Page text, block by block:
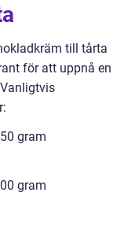
till tårta
för att uppnå en
gram
gram